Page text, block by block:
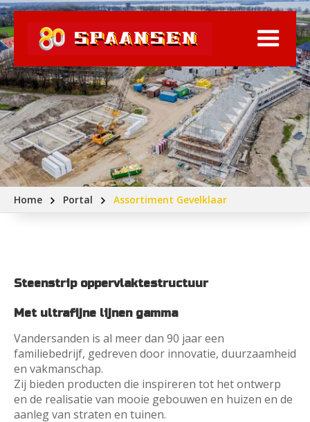
Home Portal Assortiment Gevelklaar
Steenstrip oppervlaktestructuur
Met ultrafijne lijnen gamma
Vandersanden is al meer dan 90 jaar een
familiebedrijf, gedreven door innovatie, duurzaamheid
en vakmanschap.
Zij bieden producten die inspireren tot het ontwerp
en de realisatie van mooie gebouwen en huizen en de
aanleg van straten en tuinen.